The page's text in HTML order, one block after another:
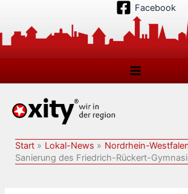
springen
Facebook
Start Lokal-News Nordrhein-
Sanierung des Friedrich-Rückert-